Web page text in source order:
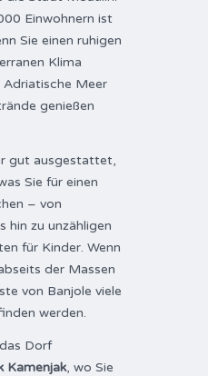
Einwohnern ist
Sie einen ruhigen
Klima
Adriatische Meer
genießen
gut ausgestattet,
Sie für einen
– von
hin zu unzähligen
für Kinder. Wenn
der Massen
von Banjole viele
werden.
Dorf
Kamenjak, wo Sie